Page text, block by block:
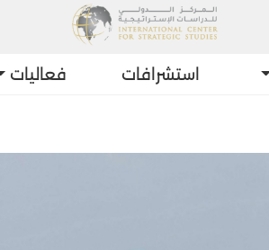
استشرافات فعاليات